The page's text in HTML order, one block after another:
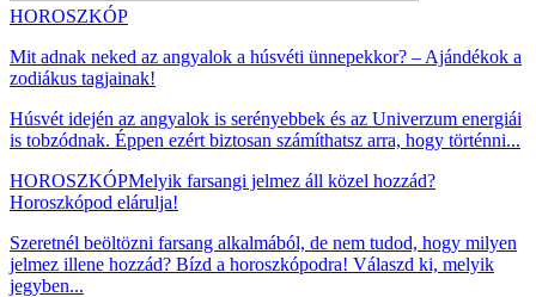
HOROSZKÓP
Mit adnak neked az angyalok a húsvéti ünnepekkor? – Ajándékok a
zodiákus tagjainak!
Húsvét idején az angyalok is serényebbek és az Univerzum energiái
is tobzódnak. Éppen ezért biztosan számíthatsz arra, hogy történni...
HOROSZKÓPMelyik farsangi jelmez áll közel hozzád?
Horoszkópod elárulja!
Szeretnél beöltözni farsang alkalmából, de nem tudod, hogy milyen
jelmez illene hozzád? Bízd a horoszkópodra! Válaszd ki, melyik
jegyben...